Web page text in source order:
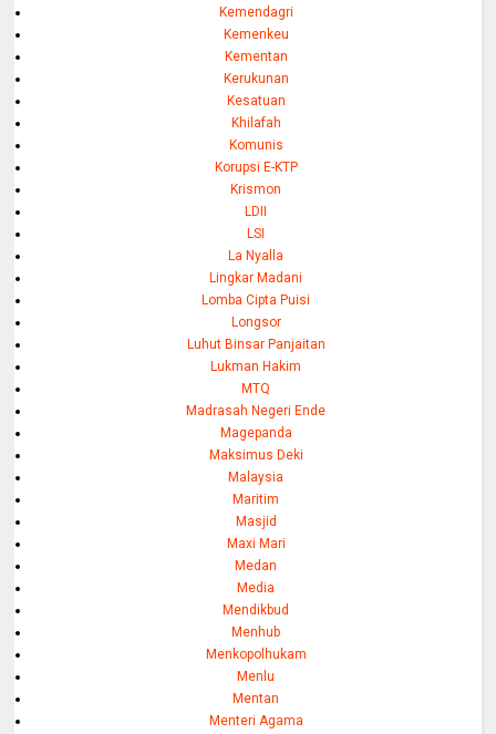
Kemendagri
Kemenkeu
Kementan
Kerukunan
Kesatuan
Khilafah
Komunis
Korupsi E-KTP
Krismon
LDII
LSI
La Nyalla
Lingkar Madani
Lomba Cipta Puisi
Longsor
Luhut Binsar Panjaitan
Lukman Hakim
MTQ
Madrasah Negeri Ende
Magepanda
Maksimus Deki
Malaysia
Maritim
Masjid
Maxi Mari
Medan
Media
Mendikbud
Menhub
Menkopolhukam
Menlu
Mentan
Menteri Agama